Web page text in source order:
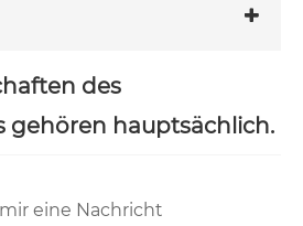
des
gehören hauptsächlich.
eine Nachricht